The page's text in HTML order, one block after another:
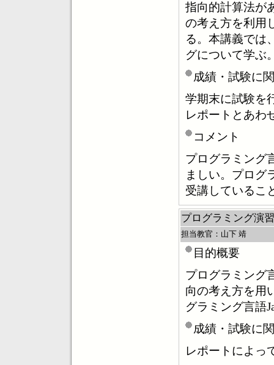
指向的計算法が
の考え方を利用
る。本講義では
グについて学ぶ
成績・試験に
学期末に試験を
レポートとあわ
コメント
プログラミング
ましい。プログ
受講しているこ
プログラミング演
担当教官：山下 靖
目的概要
プログラミング
向の考え方を用
グラミング言語
成績・試験に
レポートによっ